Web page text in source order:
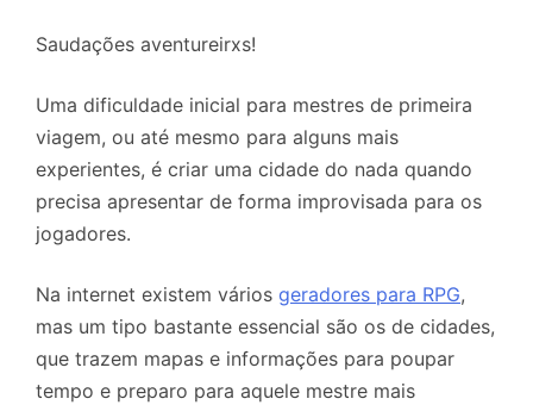
Saudações aventureirxs!
Uma dificuldade inicial para mestres de primeira
viagem, ou até mesmo para alguns mais
experientes, é criar uma cidade do nada quando
precisa apresentar de forma improvisada para os
jogadores.
Na internet existem vários geradores para RPG,
mas um tipo bastante essencial são os de cidades,
que trazem mapas e informações para poupar
tempo e preparo para aquele mestre mais